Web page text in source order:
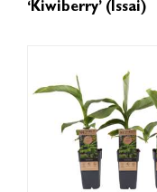
‘Kiwiberry’ (Issai)